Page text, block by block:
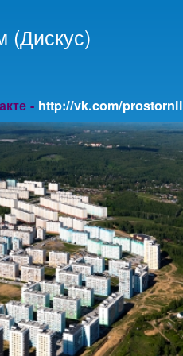
- http://vk.com/prostornii